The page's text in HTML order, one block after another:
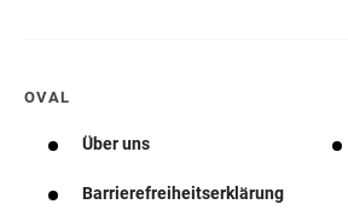
OVAL
Über uns
Barrierefreiheitserklärung